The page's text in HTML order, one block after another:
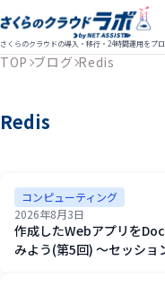
さくらのクラウドの導入・移行・24時間運用をプ
TOP ブログ Redis
Redis
コンピューティング
2026年8月3日
作成したWebアプリを
みよう(第5回) ～セッショ